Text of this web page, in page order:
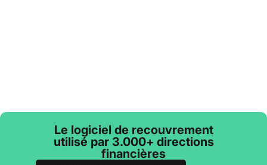
Le logiciel de recouvrement
utilisé par 3.000+ directions
financières